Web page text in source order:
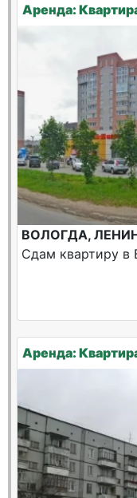
Аренда:
ВОЛОГДА,
Сдам квартиру в
Аренда: